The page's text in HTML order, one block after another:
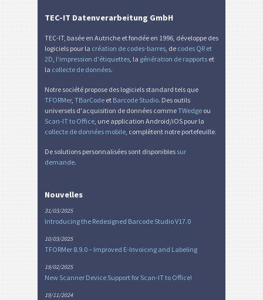
TEC-IT Datenverarbeitung GmbH
TEC-IT, basée en Autriche et fondée en 1996, développe des
logiciels pour la création de codes-barres, de codes QR et
2D, l'impression d'étiquettes, la génération de rapports et
la collecte de données.
Notre société propose des logiciels standard tels que
TFORMer, TBarCode et Barcode Studio. Des outils
universels d'acquisition de données commeTWedge ou
Scan-IT to Office, une application Android/iOS pour la
collecte de données mobile, complètent notre portefeuille.
De solutions personnalisées sont disponibles sur
demande.
Nouvelles
31/03/2025
Introducing the Redesigned Barcode Studio V17.0
10/03/2025
TFORMer 8.9.0 – Improved E-Invoicing and Labeling
19/02/2025
New Scanner Device Support for Scan-IT to Office!
19/11/2024